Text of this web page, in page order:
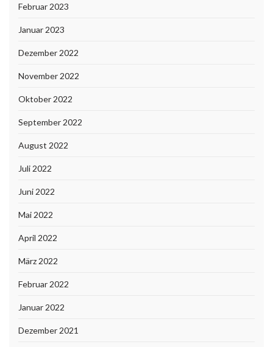
Februar 2023
Januar 2023
Dezember 2022
November 2022
Oktober 2022
September 2022
August 2022
Juli 2022
Juni 2022
Mai 2022
April 2022
März 2022
Februar 2022
Januar 2022
Dezember 2021